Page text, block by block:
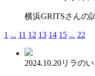
横浜GRITSさんの
1 ... 11 12 13 14 15 ... 22
2024.10.20リラのい